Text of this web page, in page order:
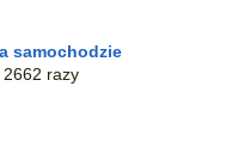
samochodzie
razy